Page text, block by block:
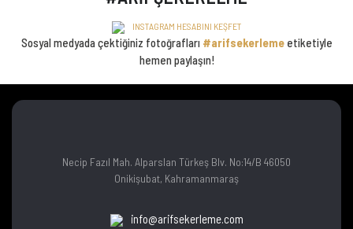
INSTAGRAM HESABINI KEŞFET
Sosyal medyada çektiğiniz fotoğrafları #arifsekerlemeetiketiyle
hemen paylaşın!
Necip Fazıl Mah. Alparslan Türkeş Blv. No:14/B 46050
Onikişubat, Kahramanmaraş
info@arifsekerleme.com